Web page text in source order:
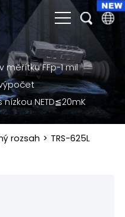
English
čeština
Deutsch
Italiano
měřítku FFp-1 mil
NETD≦20mK
rozsah > TRS-625L